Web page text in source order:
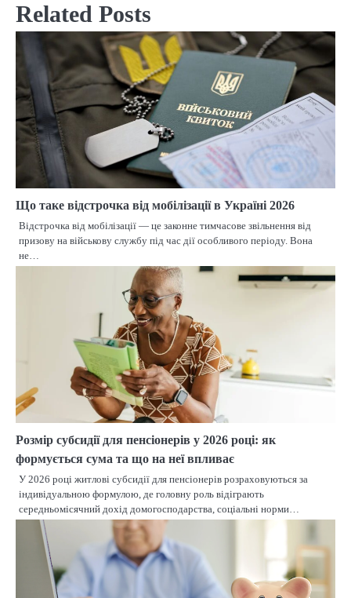
Related Posts
Що таке відстрочка від мобілізації в Україні 2026
Відстрочка від мобілізації — це законне тимчасове звільнення від
призову на військову службу під час дії особливого періоду. Вона
не…
Розмір субсидії для пенсіонерів у 2026 році: як
формується сума та що на неї впливає
У 2026 році житлові субсидії для пенсіонерів розраховуються за
індивідуальною формулою, де головну роль відіграють
середньомісячний дохід домогосподарства, соціальні норми…